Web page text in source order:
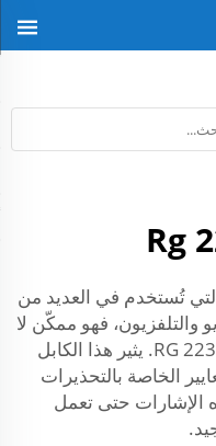
Rg
تُستخدم في العديد من
والتلفزيون، فهو ممكّن لا
غنى عنه. أحد هذه الكابلات هو كابل RG 223. يثير هذا الكابل
الخاصة بالتحذيرات
الإشارات حتى تعمل